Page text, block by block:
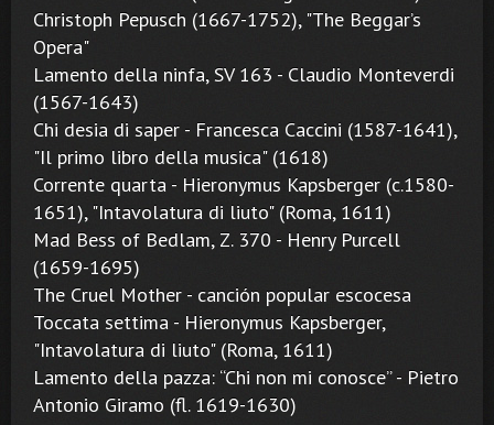
Christoph Pepusch (1667-1752), "The Beggar’s
Opera"
Lamento della ninfa, SV 163 - Claudio Monteverdi
(1567-1643)
Chi desia di saper - Francesca Caccini (1587-1641),
"Il primo libro della musica" (1618)
Corrente quarta - Hieronymus Kapsberger (c.1580-
1651), "Intavolatura di liuto" (Roma, 1611)
Mad Bess of Bedlam, Z. 370 - Henry Purcell
(1659-1695)
The Cruel Mother - canción popular escocesa
Toccata settima - Hieronymus Kapsberger,
"Intavolatura di liuto" (Roma, 1611)
Lamento della pazza: “Chi non mi conosce” - Pietro
Antonio Giramo (fl. 1619-1630)